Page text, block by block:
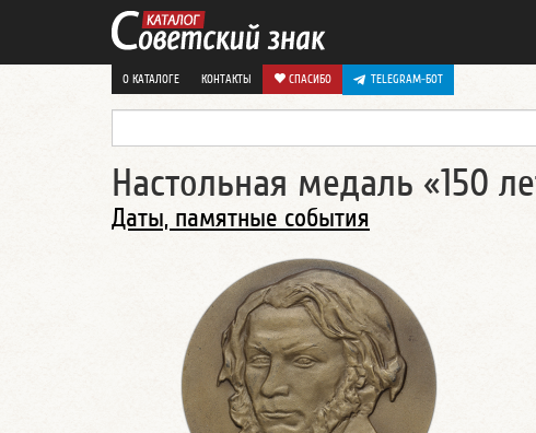
О КАТАЛОГЕ КОНТАКТЫ СПАСИБО TELEGRAM-БОТ
Настольная медаль «150
Даты, памятные события